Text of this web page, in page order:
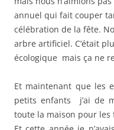
annuel qui fait couper
célébration de la fête.
arbre artificiel. C’était
écologique mais ça ne
Et maintenant que les
petits enfants j’ai de
toute la maison pour les